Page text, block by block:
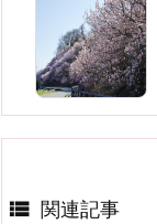
 関連記事